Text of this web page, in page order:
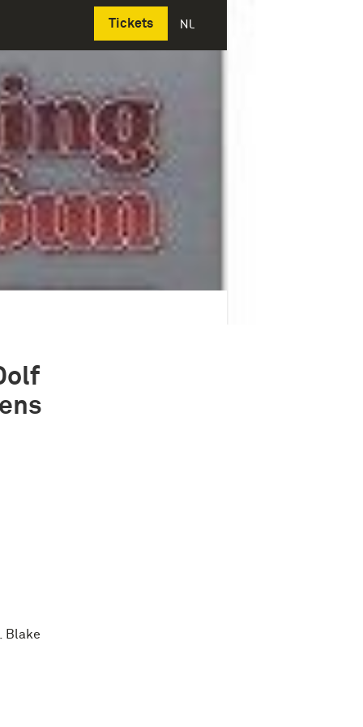
Tickets NL
Deutsch
Blake